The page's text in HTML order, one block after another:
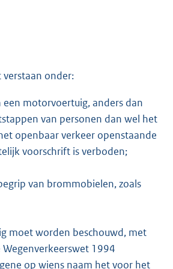
onder:
motorvoertuig, anders dan
van personen dan wel het
openbaar verkeer openstaande
voorschrift is verboden;
van brommobielen, zoals
moet worden beschouwd, met
1994
op wiens naam het voor het